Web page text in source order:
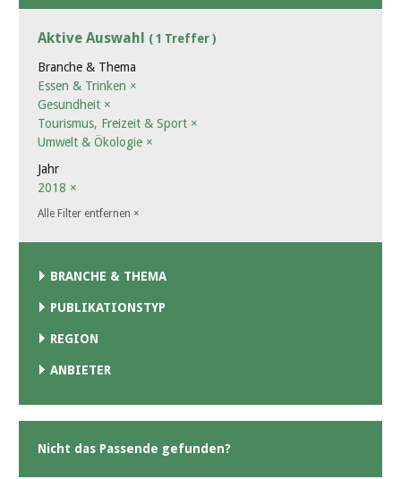
Aktive Auswahl ( 1 Treffer )
Branche & Thema
Essen & Trinken ×
Gesundheit ×
Tourismus, Freizeit & Sport ×
Umwelt & Ökologie ×
Jahr
2018 ×
Alle Filter entfernen ×
BRANCHE & THEMA
PUBLIKATIONSTYP
REGION
ANBIETER
Nicht das Passende gefunden?